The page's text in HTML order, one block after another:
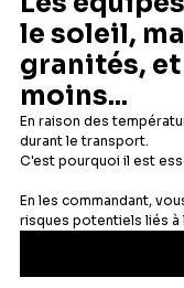
Fabricant français
Newsletter
Recevez les recettes,